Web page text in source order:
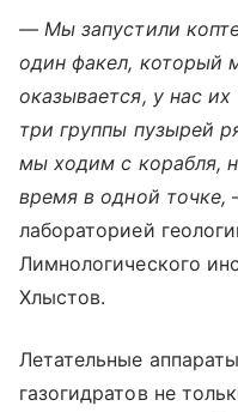
— Мы запустили
один факел, который
оказывается, у нас
три группы пузырей
мы ходим с корабля,
время в одной точке,
лабораторией
Лимнологического
Хлыстов.
Летательные
газогидратов не